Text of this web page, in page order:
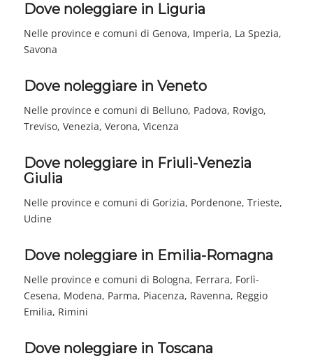
Dove noleggiare in Liguria
Nelle province e comuni di Genova, Imperia, La Spezia,
Savona
Dove noleggiare in Veneto
Nelle province e comuni di Belluno, Padova, Rovigo,
Treviso, Venezia, Verona, Vicenza
Dove noleggiare in Friuli-Venezia
Giulia
Nelle province e comuni di Gorizia, Pordenone, Trieste,
Udine
Dove noleggiare in Emilia-Romagna
Nelle province e comuni di Bologna, Ferrara, Forlì-
Cesena, Modena, Parma, Piacenza, Ravenna, Reggio
Emilia, Rimini
Dove noleggiare in Toscana